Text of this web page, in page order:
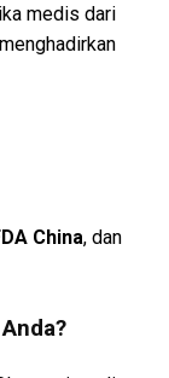
medis dari
menghadirkan
China, dan